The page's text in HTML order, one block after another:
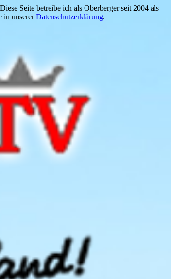
Seite betreibe ich als Oberberger seit 2004 als
in unsererDatenschutzerklärung.